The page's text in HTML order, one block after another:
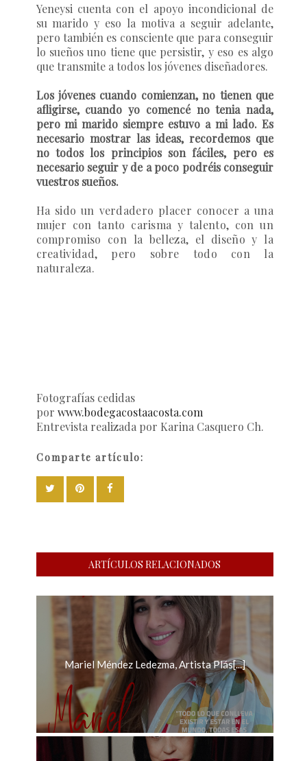
Yeneysi cuenta con el apoyo incondicional de
su marido y eso la motiva a seguir adelante,
pero también es consciente que para conseguir
lo sueños uno tiene que persistir, y eso es algo
que transmite a todos los jóvenes diseñadores.
Los jóvenes cuando comienzan, no tienen que
afligirse, cuando yo comencé no tenia nada,
pero mi marido siempre estuvo a mi lado. Es
necesario mostrar las ideas, recordemos que
no todos los principios son fáciles, pero es
necesario seguir y de a poco podréis conseguir
vuestros sueños.
Ha sido un verdadero placer conocer a una
mujer con tanto carisma y talento, con un
compromiso con la belleza, el diseño y la
creatividad, pero sobre todo con la
naturaleza.
Fotografías cedidas
por www.bodegacostaacosta.com
Entrevista realizada por Karina Casquero Ch.
Comparte artículo:
ARTÍCULOS RELACIONADOS
Mariel Méndez Ledezma, Artista Plás[...]